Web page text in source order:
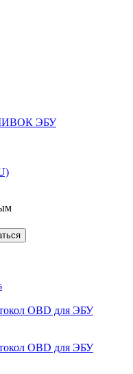
ЭБУ
OBD для ЭБУ
OBD для ЭБУ